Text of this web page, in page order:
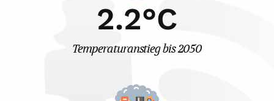
Temperaturanstieg bis 2050
2.2°C